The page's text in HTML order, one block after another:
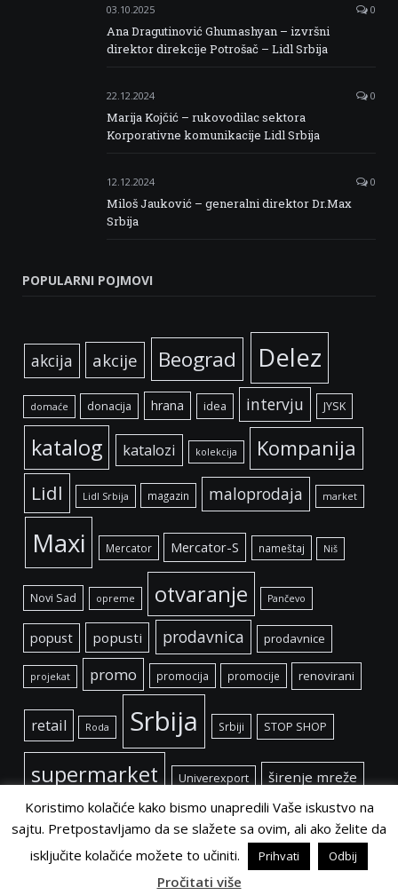
03.10.2025 0
Ana Dragutinović Ghumashyan – izvršni
direktor direkcije Potrošač – Lidl Srbija
22.12.2024 0
Marija Kojčić – rukovodilac sektora
Korporativne komunikacije Lidl Srbija
12.12.2024 0
Miloš Jauković – generalni direktor Dr.Max
Srbija
POPULARNI POJMOVI
akcija akcije Beograd Delez
domaće donacija hrana idea intervju JYSK
katalog katalozi kolekcija Kompanija
Lidl Lidl Srbija magazin maloprodaja market
Maxi Mercator Mercator-S nameštaj Niš
Novi Sad opreme otvaranje Pančevo
popust popusti prodavnica prodavnice
projekat promo promocija promocije renovirani
retail Roda Srbija Srbiji STOP SHOP
supermarket Univerexport širenje mreže
©Retail Magazin2021.
Koristimo kolačiće kako bismo unapredili Vaše iskustvo na
sajtu. Pretpostavljamo da se slažete sa ovim, ali ako želite da
isključite kolačiće možete to učiniti.
Prihvati Odbij
Pročitati više